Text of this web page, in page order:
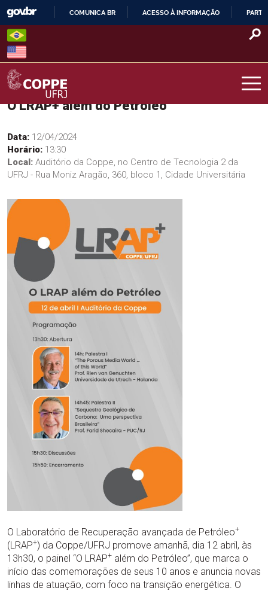
Skip
content
O
COMUNICA BR ACESSO À INFORMAÇÃO
COPPE – UFRJ
O LRAP+ além do Petróleo
Data: 12/04/2024
Horário: 13:30
Local: Auditório da Coppe, no Centro de Tecnologia 2 da
UFRJ - Rua Moniz Aragão, 360, bloco 1, Cidade Universitária
O Laboratório de Recuperação avançada de Petróleo+
(LRAP+) da Coppe/UFRJ promove amanhã, dia 12 abril, às
13h30, o painel “O LRAP+ além do Petróleo”, que marca o
início das comemorações de seus 10 anos e anuncia novas
linhas de atuação, com foco na transição energética. O